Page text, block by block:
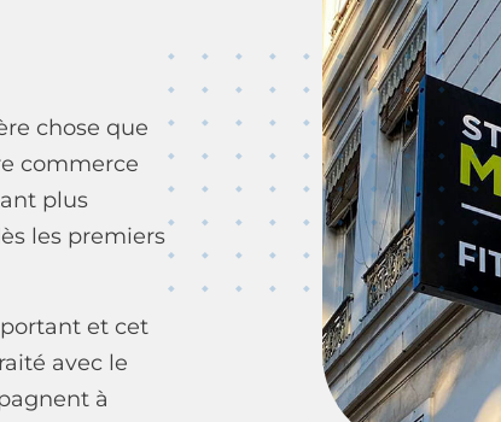
chose que
commerce
plus
les premiers
et cet
avec le
à